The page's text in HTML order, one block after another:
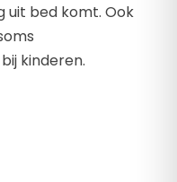
uit bed komt. Ook
kinderen.